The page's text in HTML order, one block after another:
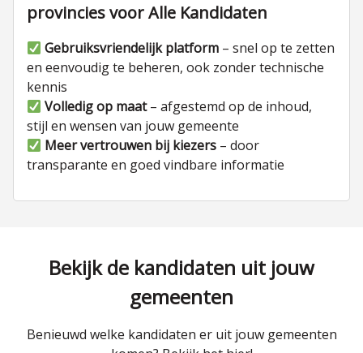
provincies voor Alle Kandidaten
Gebruiksvriendelijk platform – snel op te zetten
en eenvoudig te beheren, ook zonder technische
kennis
Volledig op maat– afgestemd op de inhoud,
stijl en wensen van jouw gemeente
Meer vertrouwen bij kiezers – door
transparante en goed vindbare informatie
Bekijk de kandidaten uit jouw
gemeenten
Benieuwd welke kandidaten er uit jouw gemeenten